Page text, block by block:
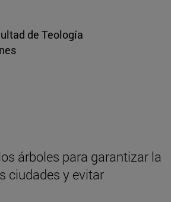
de Teología
árboles para garantizar la
ciudades y evitar